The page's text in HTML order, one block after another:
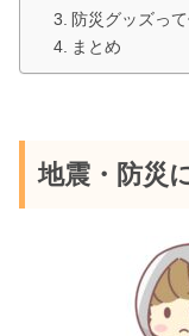
防災グッズっ
まとめ
地震・防災